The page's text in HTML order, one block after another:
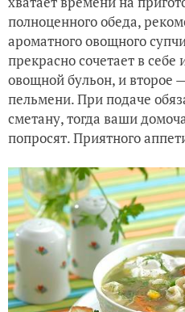
Мастер-класс "Куриные
полноценного обеда,
ароматного овощного
прекрасно сочетает в
овощной бульон, и второе
пельмени. При подаче
сметану, тогда ваши
попросят. Приятного